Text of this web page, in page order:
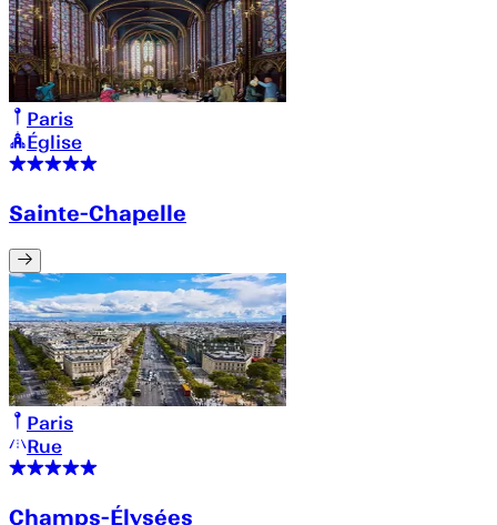
Paris
Église
Sainte-Chapelle
Paris
Rue
Champs-Élysées